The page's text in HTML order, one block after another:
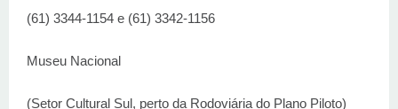
(61) 3344-1154 e (61) 3342-1156
Museu Nacional
(Setor Cultural Sul, perto da Rodoviária do Plano Piloto)